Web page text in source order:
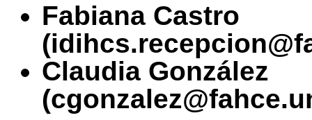
Fabiana Castro
Claudia González